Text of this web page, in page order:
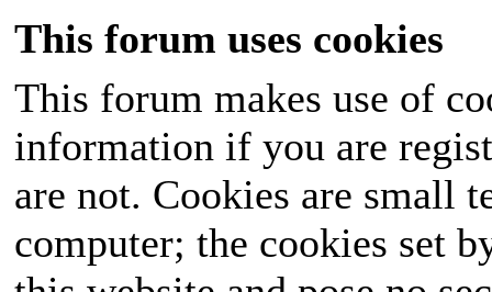
This forum uses cookies
This forum makes use of
information if you are
are not. Cookies are small
computer; the cookies set